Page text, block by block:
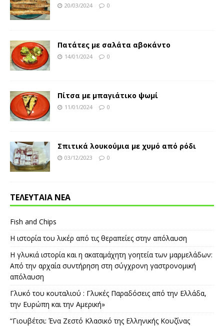
20/03/2024 0
Πατάτες με σαλάτα αβοκάντο
14/01/2024 0
Πίτσα με μπαγιάτικο ψωμί
11/01/2024 0
Σπιτικά λουκούμια με χυμό από ρόδι
03/12/2023 0
ΤΕΛΕΥΤΑΙΑ ΝΕΑ
Fish and Chips
Η ιστορία του λικέρ από τις θεραπείες στην απόλαυση
Η γλυκιά ιστορία και η ακαταμάχητη γοητεία των μαρμελάδων:
Από την αρχαία συντήρηση στη σύγχρονη γαστρονομική
απόλαυση
Γλυκό του κουταλιού : Γλυκές Παραδόσεις από την Ελλάδα,
την Ευρώπη και την Αμερική»
“Γιουβέτσι: Ένα Ζεστό Κλασικό της Ελληνικής Κουζίνας